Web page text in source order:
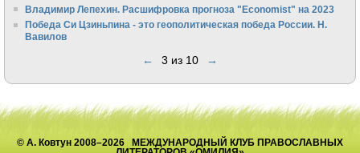
Владимир Лепехин. Расшифровка прогноза "Economist" на 2023
Победа Си Цзиньпина - это геополитическая победа России. Н.
Вавилов
← 3 из 10 →
© А. Ковтун 2008–2026 МЕЖДУНАРОДНЫЙ КЛУБ ПРАВОСЛАВНЫХ